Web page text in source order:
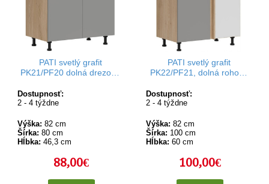
PATI svetlý grafit
PK21/PF20 dolná drezová
Dostupnosť:
2 - 4 týždne
Výška: 82 cm
Šírka: 80 cm
Hĺbka: 46,3 cm
88,00€
PATI svetlý grafit
PK22/PF21, dolná rohová
Dostupnosť:
2 - 4 týždne
Výška: 82 cm
Šírka: 100 cm
Hĺbka: 60 cm
100,00€